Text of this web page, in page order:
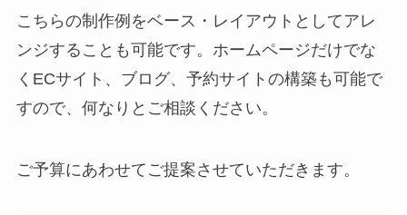
こちらの制作例をベース・レイアウトとしてアレ
ンジすることも可能です。ホームページだけでな
くECサイト、ブログ、予約サイトの構築も可能で
すので、何なりとご相談ください。
ご予算にあわせてご提案させていただきます。